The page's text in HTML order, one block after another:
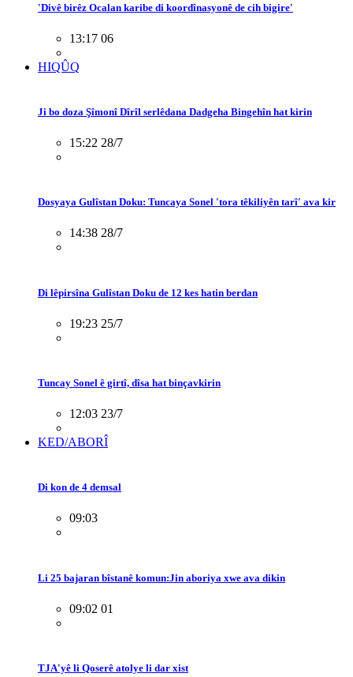
'Divê birêz Ocalan karibe di koordînasyonê de cih bigire'
13:17 06
HIQÛQ
Ji bo doza Şîmonî Dîrîl serlêdana Dadgeha Bingehîn hat kirin
15:22 28/7
Dosyaya Gulîstan Doku: Tuncaya Sonel 'tora têkiliyên tarî' ava kir
14:38 28/7
Di lêpirsîna Gulîstan Doku de 12 kes hatin berdan
19:23 25/7
Tuncay Sonel ê girtî, dîsa hat binçavkirin
12:03 23/7
KED/ABORÎ
Di kon de 4 demsal
09:03
Li 25 bajaran bîstanê komun:Jin aboriya xwe ava dikin
09:02 01
TJA'yê li Qoserê atolye li dar xist